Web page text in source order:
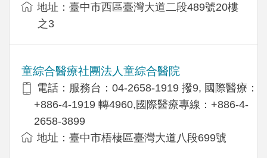
地址：臺中市西區臺灣大道二段489號20樓
之3
童綜合醫療社團法人童綜合醫院
電話：服務台：04-2658-1919 撥9, 國際醫療：
+886-4-1919 轉4960,國際醫療專線：+886-4-
2658-3899
地址：臺中市梧棲區臺灣大道八段699號